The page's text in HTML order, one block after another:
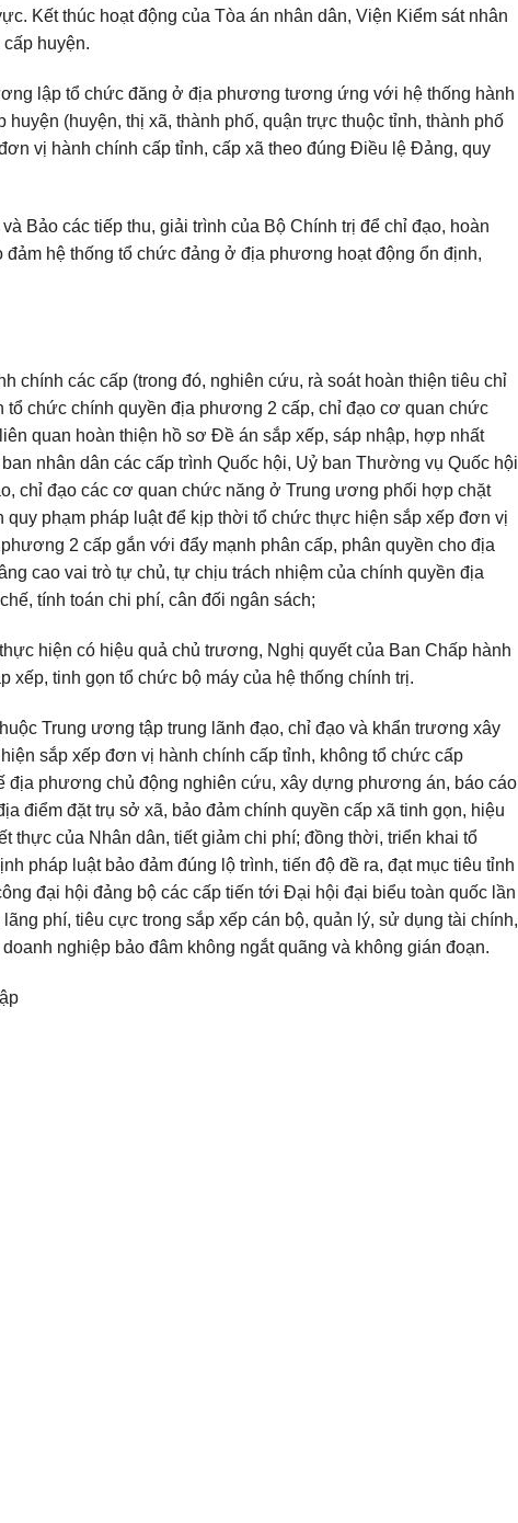
Kết thúc hoạt động của Tòa án nhân dân, Viện Kiểm sát nhân
huyện.
lập tổ chức đăng ở địa phương tương ứng với hệ thống hành
(huyện, thị xã, thành phố, quận trực thuộc tỉnh, thành phố
vị hành chính cấp tỉnh, cấp xã theo đúng Điều lệ Đảng, quy
Bảo các tiếp thu, giải trình của Bộ Chính trị để chỉ đạo, hoàn
hệ thống tổ chức đảng ở địa phương hoạt động ổn định,
chính các cấp (trong đó, nghiên cứu, rà soát hoàn thiện tiêu chỉ
chức chính quyền địa phương 2 cấp, chỉ đạo cơ quan chức
quan hoàn thiện hồ sơ Đề án sắp xếp, sáp nhập, hợp nhất
nhân dân các cấp trình Quốc hội, Uỷ ban Thường vụ Quốc hội
chỉ đạo các cơ quan chức năng ở Trung ương phối hợp chặt
phạm pháp luật để kịp thời tổ chức thực hiện sắp xếp đơn vị
2 cấp gắn với đẩy mạnh phân cấp, phân quyền cho địa
cao vai trò tự chủ, tự chịu trách nhiệm của chính quyền địa
tính toán chi phí, cân đối ngân sách;
hiện có hiệu quả chủ trương, Nghị quyết của Ban Chấp hành
tinh gọn tổ chức bộ máy của hệ thống chính trị.
Trung ương tập trung lãnh đạo, chỉ đạo và khẩn trương xây
sắp xếp đơn vị hành chính cấp tỉnh, không tổ chức cấp
địa phương chủ động nghiên cứu, xây dựng phương án, báo cáo
điểm đặt trụ sở xã, bảo đảm chính quyền cấp xã tinh gọn, hiệu
thực của Nhân dân, tiết giảm chi phí; đồng thời, triển khai tổ
pháp luật bảo đảm đúng lộ trình, tiến độ đề ra, đạt mục tiêu tỉnh
đại hội đảng bộ các cấp tiến tới Đại hội đại biểu toàn quốc lần
phí, tiêu cực trong sắp xếp cán bộ, quản lý, sử dụng tài chính,
nghiệp bảo đâm không ngắt quãng và không gián đoạn.